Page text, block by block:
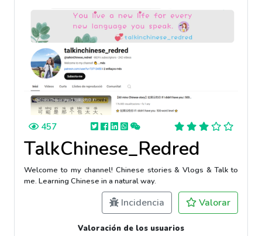
457
TalkChinese_Redred
Welcome to my channel! Chinese stories & Vlogs & Talk to
me. Learning Chinese in a natural way.
Incidencia Valorar
Valoración de los usuarios